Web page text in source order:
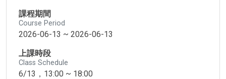
課程期間
Course Period
2026-06-13 ~ 2026-06-13
上課時段
Class Schedule
6/13，13:00 ~ 18:00